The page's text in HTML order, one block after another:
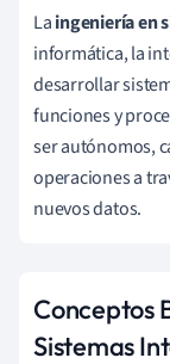
Laingeniería en
informática, la
desarrollar
funciones y
ser autónomos,
operaciones a
nuevos datos.
Conceptos
Sistemas